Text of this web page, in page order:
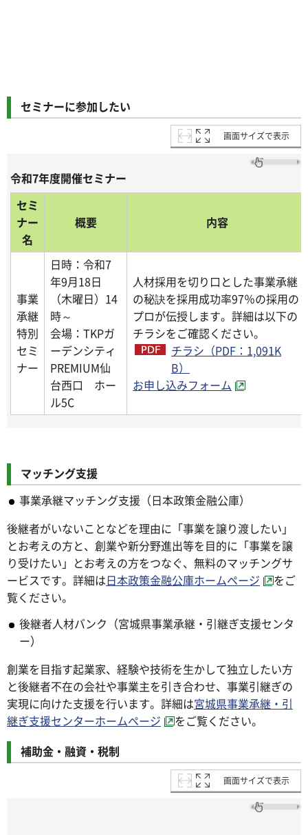
セミナーに参加したい
画面サイズで表示
令和7年度開催セミナー
セミ
ナー
名
概要 内容
事業
承継
特別
セミ
ナー
日時：令和7
年9月18日
（木曜日）14
時～
会場：TKPガ
ーデンシティ
PREMIUM仙
台西口 ホー
ル5C
人材採用を切り口とした事業承継
の秘訣を採用成功率97％の採用の
プロが伝授します。詳細は以下の
チラシをご確認ください。
チラシ（PDF：1,091K
B）
お申し込みフォーム
マッチング支援
事業承継マッチング支援（日本政策金融公庫）
後継者がいないことなどを理由に「事業を譲り渡したい」
とお考えの方と、創業や新分野進出等を目的に「事業を譲
り受けたい」とお考えの方をつなぐ、無料のマッチングサ
ービスです。詳細は日本政策金融公庫ホームページ
をご
覧ください。
後継者人材バンク（宮城県事業承継・引継ぎ支援センタ
ー）
創業を目指す起業家、経験や技術を生かして独立したい方
と後継者不在の会社や事業主を引き合わせ、事業引継ぎの
実現に向けた支援を行います。詳細は宮城県事業承継・引
継ぎ支援センターホームページ
をご覧ください。
補助金・融資・税制
画面サイズで表示